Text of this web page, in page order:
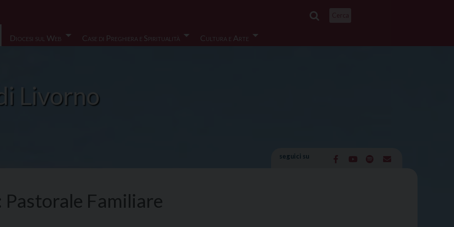
Diocesi sul Web Case di Preghiera e Spiritualità Cultura e Arte
Livorno
seguici su
Pastorale Familiare